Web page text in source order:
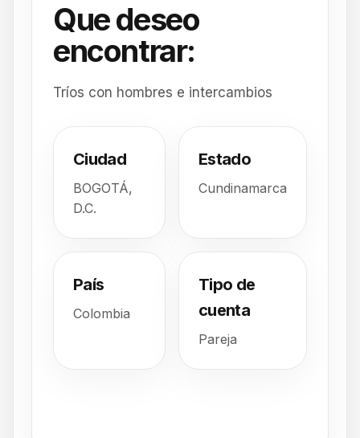
Que deseo
encontrar:
Tríos con hombres e intercambios
Ciudad
BOGOTÁ,
D.C.
Estado
Cundinamarca
País
Colombia
Tipo de
cuenta
Pareja